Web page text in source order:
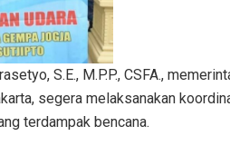
S.E., M.P.P., CSFA.,
segera melaksanakan
terdampak bencana.